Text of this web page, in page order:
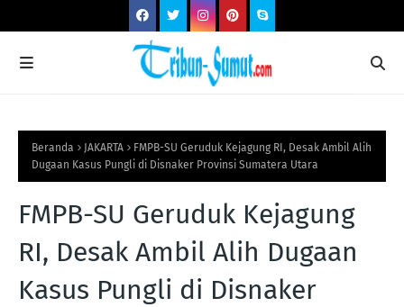
Beranda JAKARTA
FMPB-SU Geruduk Kejagung RI, Desak Ambil Alih
Dugaan Kasus Pungli di Disnaker Provinsi Sumatera Utara
FMPB-SU Geruduk Kejagung
RI, Desak Ambil Alih Dugaan
Kasus Pungli di Disnaker